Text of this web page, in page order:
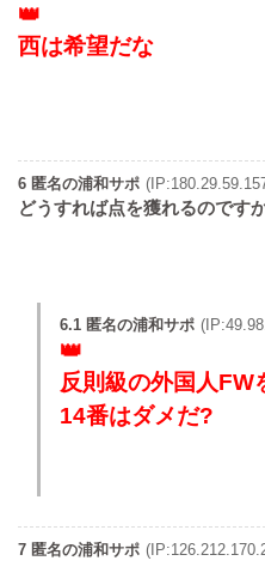
西は希望だな
6 匿名の浦和サポ
どうすれば点を獲れるのです
6.1 匿名の浦和サポ
反則級の外国人FW
14番はダメだ?
7 匿名の浦和サポ